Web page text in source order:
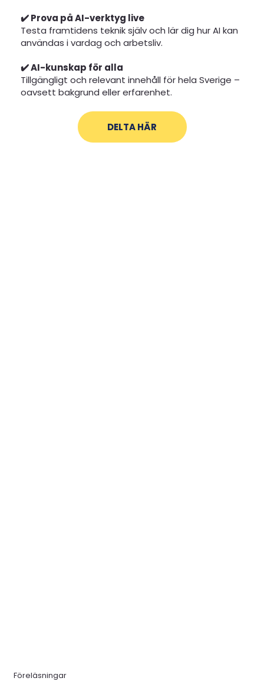
✔️ Prova på AI-verktyg live
Testa framtidens teknik själv och lär dig hur AI kan
användas i vardag och arbetsliv.
✔️ AI-kunskap för alla
Tillgängligt och relevant innehåll för hela Sverige –
oavsett bakgrund eller erfarenhet.
DELTA HÄR
Föreläsningar